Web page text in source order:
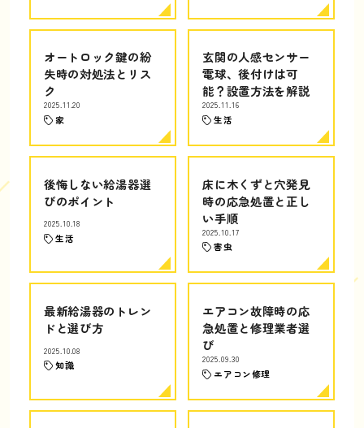
オートロック鍵の紛
失時の対処法とリス
ク
2025.11.20
家
玄関の人感センサー
電球、後付けは可
能？設置方法を解説
2025.11.16
生活
後悔しない給湯器選
びのポイント
2025.10.18
生活
床に木くずと穴発見
時の応急処置と正し
い手順
2025.10.17
害虫
最新給湯器のトレン
ドと選び方
2025.10.08
知識
エアコン故障時の応
急処置と修理業者選
び
2025.09.30
エアコン修理